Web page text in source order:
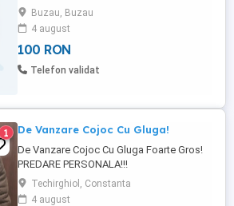
Buzau, Buzau
4 august
100 RON
Telefon validat
1 De Vanzare Cojoc Cu Gluga!
De Vanzare Cojoc Cu Gluga Foarte Gros!
PREDARE PERSONALA!!!
Techirghiol, Constanta
4 august